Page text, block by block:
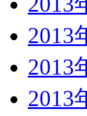
2013
2013
2013